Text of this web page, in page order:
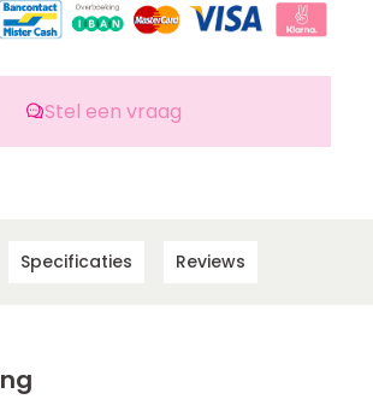
Stel een vraag
Specificaties Reviews